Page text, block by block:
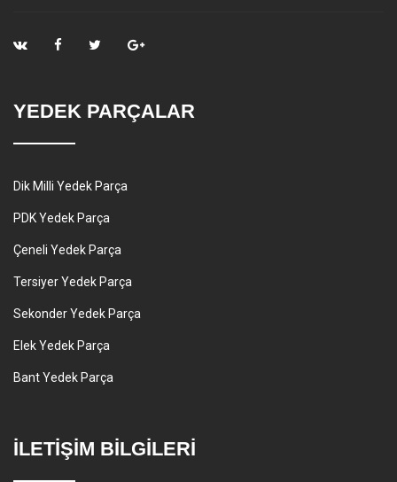
YEDEK PARÇALAR
Dik Milli Yedek Parça
PDK Yedek Parça
Çeneli Yedek Parça
Tersiyer Yedek Parça
Sekonder Yedek Parça
Elek Yedek Parça
Bant Yedek Parça
İLETİŞİM BİLGİLERİ